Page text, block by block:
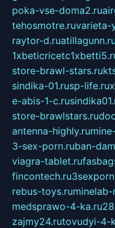
poka-vse-doma2.ru
tehosmotre.ruvarieta-
raytor-d.ruatillagunn.ru
store-brawl-stars.ru
sindika-01.rusp-life.ru
e-abis-1-c.ru
store-brawlstars.ru
antenna-highly.ru
3-sex-porn.ruban-
viagra-tablet.ru
fincontech.ru
rebus-toys.ruminelab-
medsprawo-4-ka.ru
zajmy24.rutovudyi-4-